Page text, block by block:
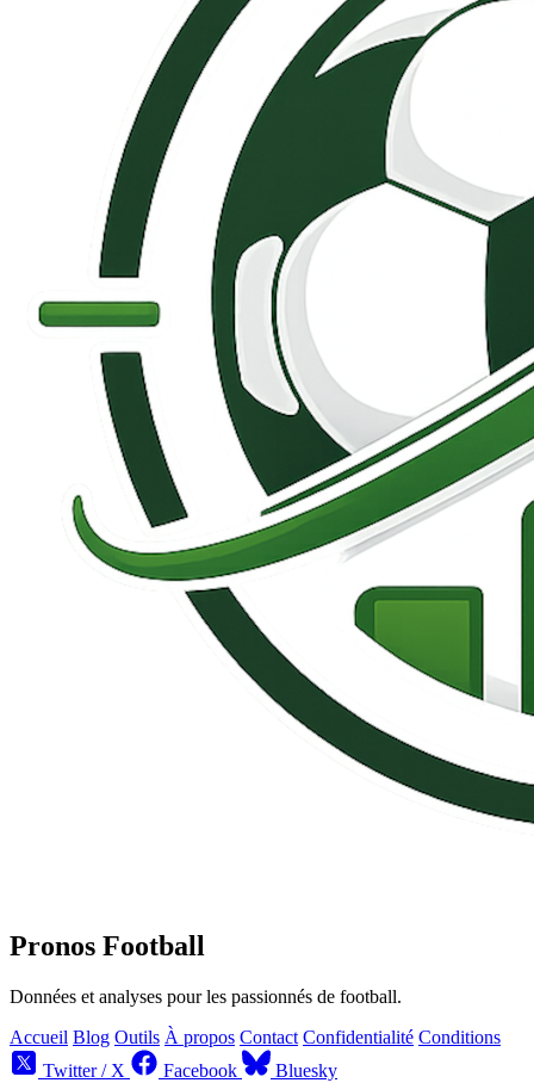
Pronos Football
Données et analyses pour les passionnés de football.
Accueil Blog Outils À propos Contact Confidentialité Conditions
Twitter / X
Facebook
Bluesky